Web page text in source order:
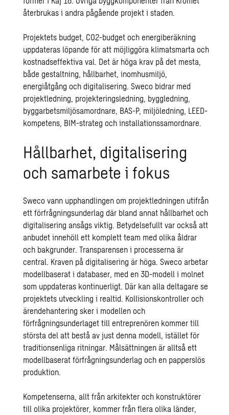
återbrukas i andra pågående projekt i staden.
Projektets budget, CO2-budget och energiberäkning
uppdateras löpande för att möjliggöra klimatsmarta och
kostnadseffektiva val. Det är höga krav på det mesta,
både gestaltning, hållbarhet, inomhusmiljö,
energiåtgång och digitalisering. Sweco bidrar med
projektledning, projekteringsledning, byggledning,
byggarbetsmiljösamordnare, BAS-P, miljöledning, LEED-
kompetens, BIM-strateg och installationssamordnare.
Hållbarhet, digitalisering
och samarbete i fokus
Sweco vann upphandlingen om projektledningen utifrån
ett förfrågningsunderlag där bland annat hållbarhet och
digitalisering ansågs viktig. Betydelsefullt var också att
anbudet innehöll ett komplett team med olika åldrar
och bakgrunder. Transparensen i processerna är
central. Kraven på digitalisering är höga. Sweco arbetar
modellbaserat i databaser, med en 3D-modell i molnet
som uppdateras kontinuerligt. Där kan alla deltagare se
projektets utveckling i realtid. Kollisionskontroller och
ärendehantering sker i modellen och
förfrågningsunderlaget till entreprenören kommer till
största del att bestå av just denna modell, istället för
traditionsenliga ritningar. Målsättningen är alltså ett
modellbaserat förfrågningsunderlag och en papperslös
produktion.
Kompetenserna, allt från arkitekter och konstruktörer
till olika projektörer, kommer från flera olika länder,